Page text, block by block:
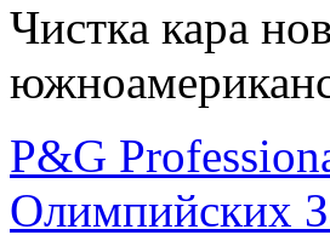
Чистка кара
P&G
Олимпийских